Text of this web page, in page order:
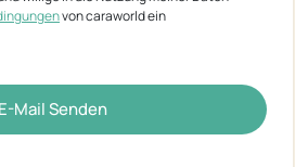
von caraworld ein
E-Mail Senden